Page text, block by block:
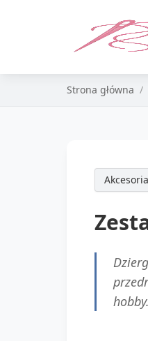
Strona główna
Akcesoria
hobby.